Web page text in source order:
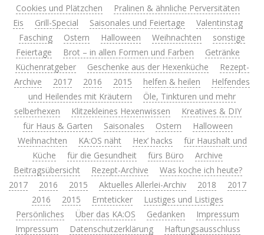
Cookies und Plätzchen
Pralinen & ähnliche Perversitäten
Eis
Grill-Special Saisonales und Feiertage
Valentinstag
Fasching
Ostern Halloween Weihnachten
sonstige
Feiertage
Brot – in allen Formen und Farben
Getränke
Küchenratgeber
Geschenke aus der Hexenküche
Rezept-
Archive
2017 2016 2015 helfen & heilen
Helfendes
und Heilendes mit Kräutern
Öle, Tinkturen und mehr
selberhexen
Klitzekleines Hexenwissen
Kreatives & DIY
für Haus & Garten
Saisonales Ostern
Halloween
Weihnachten
KA:OS näht Hex’ hacks
für Haushalt und
Küche
für die Gesundheit fürs Büro
Archive
Beitragsübersicht
Rezept-Archive
Was koche ich heute?
2017
2016 2015 Aktuelles Allerlei-Archiv 2018
2017
2016
2015 Ernteticker
Lustiges und Listiges
Persönliches
Über das KA:OS Gedanken
Impressum
Impressum
Datenschutzerklärung Haftungsausschluss